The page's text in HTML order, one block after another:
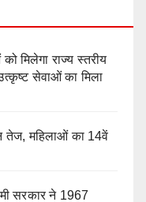
मिलेगा राज्य स्तरीय
सेवाओं का मिला
तेज, महिलाओं का 14वें
सरकार ने 1967